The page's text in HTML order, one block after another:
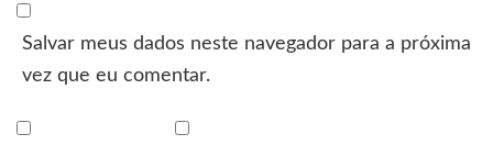
Salvar meus dados neste navegador para a próxima
vez que eu comentar.